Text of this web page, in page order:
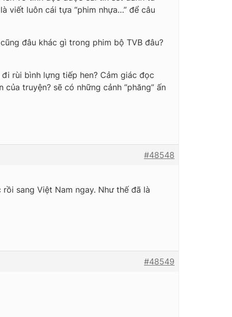
viết luôn cái tựa “phim nhựa…” để câu
đâu khác gì trong phim bộ TVB đâu?
rùi bình lựng tiếp hen? Cảm giác đọc
truyện? sẽ có những cảnh “phăng” ấn
#48548
sang Việt Nam ngay. Như thế đã là
#48549